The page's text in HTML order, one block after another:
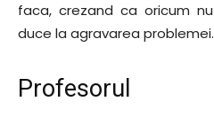
faca, crezand ca oricum
duce la agravarea problemei.
Profesorul